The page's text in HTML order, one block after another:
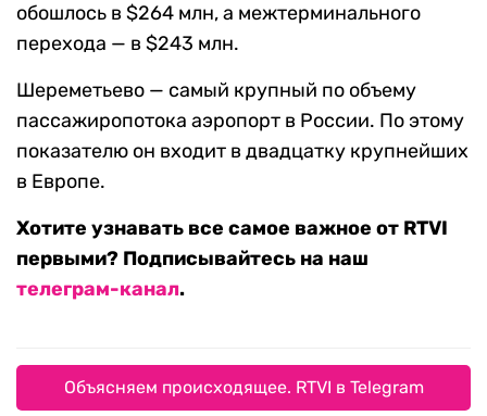
обошлось в $264 млн, а межтерминального
перехода — в $243 млн.
Шереметьево — самый крупный по объему
пассажиропотока аэропорт в России. По этому
показателю он входит в двадцатку крупнейших
в Европе.
Хотите узнавать все самое важное от RTVI
первыми? Подписывайтесь на наш
телеграм-канал.
Объясняем происходящее. RTVI в Telegram